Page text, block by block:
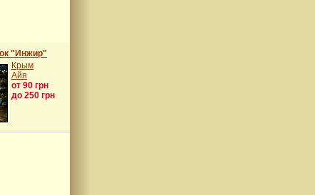
"Инжир"
Крым
Айя
от 90 грн
до 250 грн